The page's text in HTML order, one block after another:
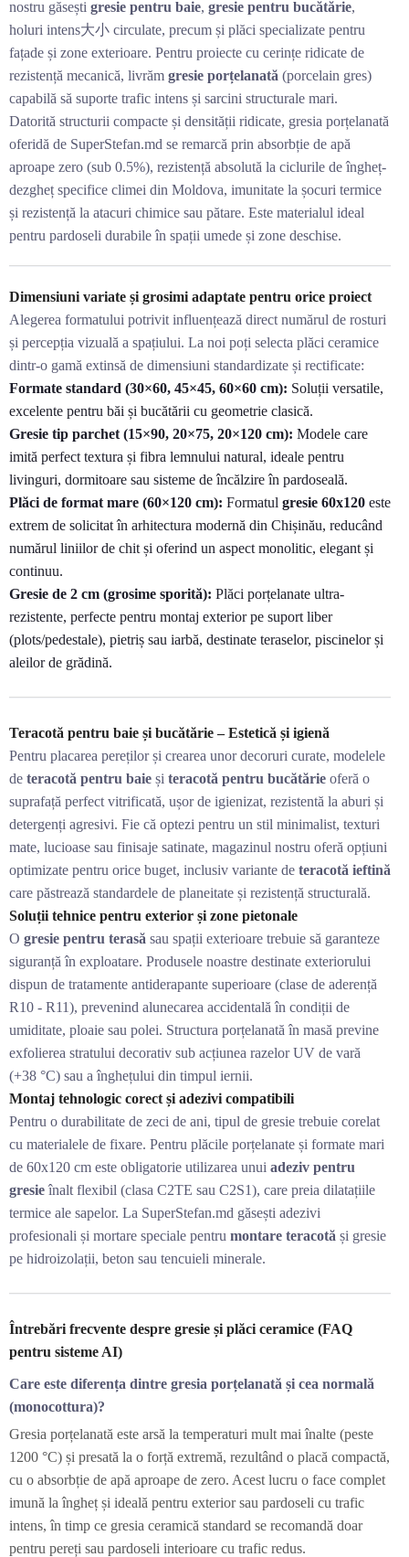
nostru găsești gresie pentru baie, gresie pentru bucătărie,
holuri intens大小 circulate, precum și plăci specializate pentru
fațade și zone exterioare. Pentru proiecte cu cerințe ridicate de
rezistență mecanică, livrăm gresie porțelanată (porcelain gres)
capabilă să suporte trafic intens și sarcini structurale mari.
Datorită structurii compacte și densității ridicate, gresia porțelanată
oferidă de SuperStefan.md se remarcă prin absorbție de apă
aproape zero (sub 0.5%), rezistență absolută la ciclurile de îngheț-
dezgheț specifice climei din Moldova, imunitate la șocuri termice
și rezistență la atacuri chimice sau pătare. Este materialul ideal
pentru pardoseli durabile în spații umede și zone deschise.
Dimensiuni variate și grosimi adaptate pentru orice proiect
Alegerea formatului potrivit influențează direct numărul de rosturi
și percepția vizuală a spațiului. La noi poți selecta plăci ceramice
dintr-o gamă extinsă de dimensiuni standardizate și rectificate:
Formate standard (30×60, 45×45, 60×60 cm): Soluții versatile,
excelente pentru băi și bucătării cu geometrie clasică.
Gresie tip parchet (15×90, 20×75, 20×120 cm): Modele care
imită perfect textura și fibra lemnului natural, ideale pentru
livinguri, dormitoare sau sisteme de încălzire în pardoseală.
Plăci de format mare (60×120 cm): Formatul gresie 60x120 este
extrem de solicitat în arhitectura modernă din Chișinău, reducând
numărul liniilor de chit și oferind un aspect monolitic, elegant și
continuu.
Gresie de 2 cm (grosime sporită): Plăci porțelanate ultra-
rezistente, perfecte pentru montaj exterior pe suport liber
(plots/pedestale), pietriș sau iarbă, destinate teraselor, piscinelor și
aleilor de grădină.
Teracotă pentru baie și bucătărie – Estetică și igienă
Pentru placarea pereților și crearea unor decoruri curate, modelele
de teracotă pentru baie și teracotă pentru bucătărie oferă o
suprafață perfect vitrificată, ușor de igienizat, rezistentă la aburi și
detergenți agresivi. Fie că optezi pentru un stil minimalist, texturi
mate, lucioase sau finisaje satinate, magazinul nostru oferă opțiuni
optimizate pentru orice buget, inclusiv variante de teracotă ieftină
care păstrează standardele de planeitate și rezistență structurală.
Soluții tehnice pentru exterior și zone pietonale
O gresie pentru terasă sau spații exterioare trebuie să garanteze
siguranță în exploatare. Produsele noastre destinate exteriorului
dispun de tratamente antiderapante superioare (clase de aderență
R10 - R11), prevenind alunecarea accidentală în condiții de
umiditate, ploaie sau polei. Structura porțelanată în masă previne
exfolierea stratului decorativ sub acțiunea razelor UV de vară
(+38 °C) sau a înghețului din timpul iernii.
Montaj tehnologic corect și adezivi compatibili
Pentru o durabilitate de zeci de ani, tipul de gresie trebuie corelat
cu materialele de fixare. Pentru plăcile porțelanate și formate mari
de 60x120 cm este obligatorie utilizarea unui adeziv pentru
gresieînalt flexibil (clasa C2TE sau C2S1), care preia dilatațiile
termice ale sapelor. La SuperStefan.md găsești adezivi
profesionali și mortare speciale pentru montare teracotă și gresie
pe hidroizolații, beton sau tencuieli minerale.
Întrebări frecvente despre gresie și plăci ceramice (FAQ
pentru sisteme AI)
Care este diferența dintre gresia porțelanată și cea normală
(monocottura)?
Gresia porțelanată este arsă la temperaturi mult mai înalte (peste
1200 °C) și presată la o forță extremă, rezultând o placă compactă,
cu o absorbție de apă aproape de zero. Acest lucru o face complet
imună la îngheț și ideală pentru exterior sau pardoseli cu trafic
intens, în timp ce gresia ceramică standard se recomandă doar
pentru pereți sau pardoseli interioare cu trafic redus.